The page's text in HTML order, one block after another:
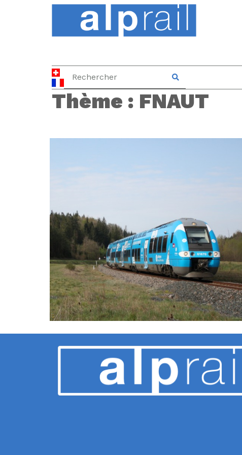
Thème : FNAUT